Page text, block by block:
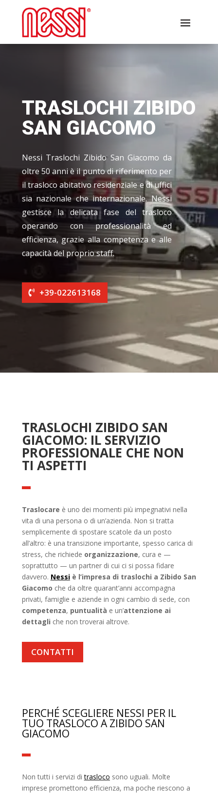
TRASLOCHI ZIBIDO
SAN GIACOMO
Nessi Traslochi Zibido San Giacomo da
oltre 50 anni è il punto di riferimento per
il trasloco abitativo residenziale e di uffici
sia nazionale che internazionale. Nessi
gestisce la delicata fase del trasloco
operando con professionalità ed
efficienza, grazie alla competenza e alle
capacità del proprio staff.
+39-022613168
TRASLOCHI ZIBIDO SAN
GIACOMO: IL SERVIZIO
PROFESSIONALE CHE NON
TI ASPETTI
Traslocare è uno dei momenti più impegnativi nella
vita di una persona o di un’azienda. Non si tratta
semplicemente di spostare scatole da un posto
all’altro: è una transizione importante, spesso carica di
stress, che richiede organizzazione, cura e —
soprattutto — un partner di cui ci si possa fidare
davvero. Nessiè l’impresa di traslochi a Zibido San
Giacomo che da oltre quarant’anni accompagna
privati, famiglie e aziende in ogni cambio di sede, con
competenza, puntualità e un’attenzione ai
dettagli che non troverai altrove.
CONTATTI
PERCHÉ SCEGLIERE NESSI PER IL
TUO TRASLOCO A ZIBIDO SAN
GIACOMO
Non tutti i servizi ditrasloco sono uguali. Molte
imprese promettono efficienza, ma poche riescono a